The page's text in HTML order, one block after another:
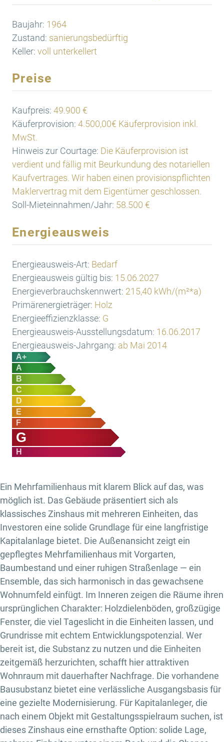
Baujahr: 1964
Zustand: sanierungsbedürftig
Keller: voll unterkellert
Preise
Kaufpreis: 49.900 €
Käuferprovision: 4.500,00€ Käuferprovision inkl.
MwSt.
Hinweis zur Courtage: Die Käuferprovision ist
verdient und fällig mit Beurkundung des notariellen
Kaufvertrages. Wir haben einen provisionspflichten
Maklervertrag mit dem Eigentümer geschlossen.
Soll-Mieteinnahmen/Jahr: 58.500 €
Energieausweis
Energieausweis-Art: Bedarf
Energieausweis gültig bis: 15.06.2027
Energieverbrauchskennwert: 215,40 kWh/(m²*a)
Primärenergieträger: Holz
Energieeffizienzklasse: G
Energieausweis-Ausstellungsdatum: 16.06.2017
Energieausweis-Jahrgang: ab Mai 2014
A+
A
B
C
D
E
F
G
H
Ein Mehrfamilienhaus mit klarem Blick auf das, was
möglich ist. Das Gebäude präsentiert sich als
klassisches Zinshaus mit mehreren Einheiten, das
Investoren eine solide Grundlage für eine langfristige
Kapitalanlage bietet. Die Außenansicht zeigt ein
gepflegtes Mehrfamilienhaus mit Vorgarten,
Baumbestand und einer ruhigen Straßenlage — ein
Ensemble, das sich harmonisch in das gewachsene
Wohnumfeld einfügt. Im Inneren zeigen die Räume ihren
ursprünglichen Charakter: Holzdielenböden, großzügige
Fenster, die viel Tageslicht in die Einheiten lassen, und
Grundrisse mit echtem Entwicklungspotenzial. Wer
bereit ist, die Substanz zu nutzen und die Einheiten
zeitgemäß herzurichten, schafft hier attraktiven
Wohnraum mit dauerhafter Nachfrage. Die vorhandene
Bausubstanz bietet eine verlässliche Ausgangsbasis für
eine gezielte Modernisierung. Für Kapitalanleger, die
nach einem Objekt mit Gestaltungsspielraum suchen, ist
dieses Zinshaus eine ernsthafte Option: solide Lage,